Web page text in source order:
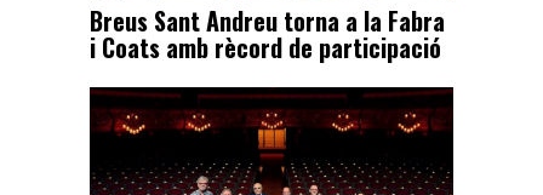
Breus Sant Andreu torna a la Fabra
i Coats amb rècord de participació